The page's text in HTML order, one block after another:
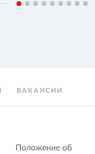
ВАКАНСИИ
Положение об